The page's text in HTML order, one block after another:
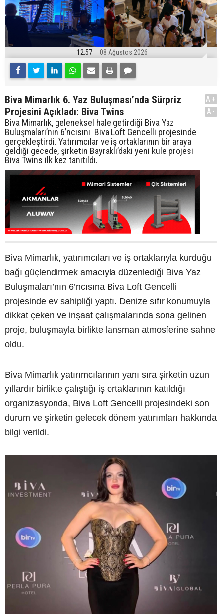
12:57 08 Ağustos 2026
Biva Mimarlık 6. Yaz Buluşması’nda Sürpriz
Projesini Açıkladı: Biva Twins
Biva Mimarlık, geleneksel hale getirdiği Biva Yaz
Buluşmaları’nın 6’ncısını Biva Loft Gencelli projesinde
gerçekleştirdi. Yatırımcılar ve iş ortaklarının bir araya
geldiği gecede, şirketin Bayraklı’daki yeni kule projesi
Biva Twins ilk kez tanıtıldı.
A+
A-
Biva Mimarlık, yatırımcıları ve iş ortaklarıyla kurduğu
bağı güçlendirmek amacıyla düzenlediği Biva Yaz
Buluşmaları’nın 6’ncısına Biva Loft Gencelli
projesinde ev sahipliği yaptı. Denize sıfır konumuyla
dikkat çeken ve inşaat çalışmalarında sona gelinen
proje, buluşmayla birlikte lansman atmosferine sahne
oldu.
Biva Mimarlık yatırımcılarının yanı sıra şirketin uzun
yıllardır birlikte çalıştığı iş ortaklarının katıldığı
organizasyonda, Biva Loft Gencelli projesindeki son
durum ve şirketin gelecek dönem yatırımları hakkında
bilgi verildi.